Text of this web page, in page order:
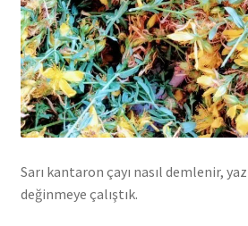
Sarı kantaron çayı nasıl demlenir,
değinmeye çalıştık.